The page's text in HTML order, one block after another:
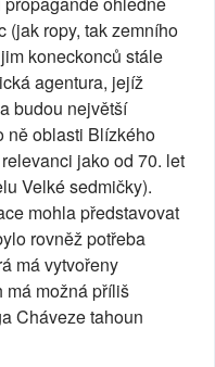
(jak ropy, tak zemního
koneckonců stále
agentura, jejíž
budou největší
ně oblasti Blízkého
jako od 70. let
Velké sedmičky).
mohla představovat
rovněž potřeba
má vytvořeny
má možná příliš
Cháveze tahoun